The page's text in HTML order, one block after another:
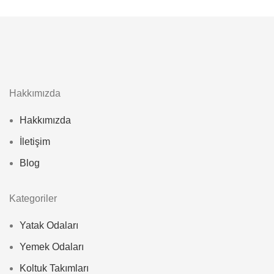
Hakkımızda
Hakkımızda
İletişim
Blog
Kategoriler
Yatak Odaları
Yemek Odaları
Koltuk Takımları